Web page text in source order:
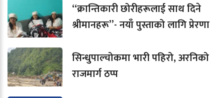
“क्रान्तिकारी छोरीहरूलाई साथ दिने
श्रीमानहरू”- नयाँ पुस्ताको लागि प्रेरणा
सिन्धुपाल्चोकमा भारी पहिरो, अरनिको
राजमार्ग ठप्प